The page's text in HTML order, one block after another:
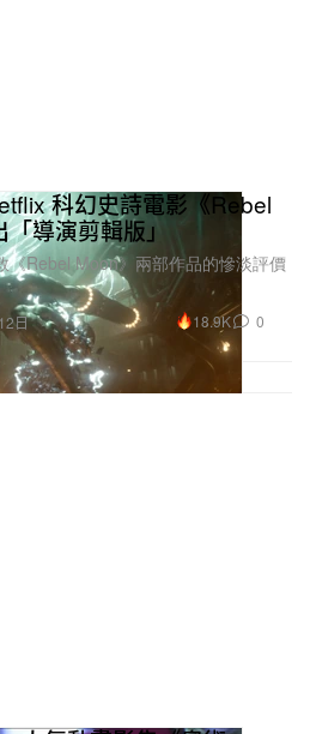
科幻史詩電影《Rebel
導演剪輯版」
《Rebel Moon》兩部作品的慘淡評價
日 18.9K 0